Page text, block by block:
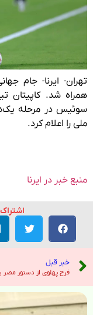
همراه شد. کاپیتان
سوئیس در مرحله
ملی را اعلام کرد.
منبع خبر در ایرنا
خبر قبل